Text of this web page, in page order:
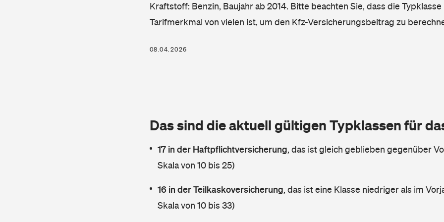
Kraftstoff: Benzin, Baujahr ab 2014. Bitte beachten Sie, dass die Typklasse
Tarifmerkmal von vielen ist, um den Kfz-Versicherungsbeitrag zu
08.04.2026
Das sind die aktuell gültigen Typklassen für
17 in der Haftpflichtversicherung, das ist gleich geblieben gegenüber
Skala von 10 bis 25)
16 in der Teilkaskoversicherung, das ist eine Klasse niedriger als im
Skala von 10 bis 33)